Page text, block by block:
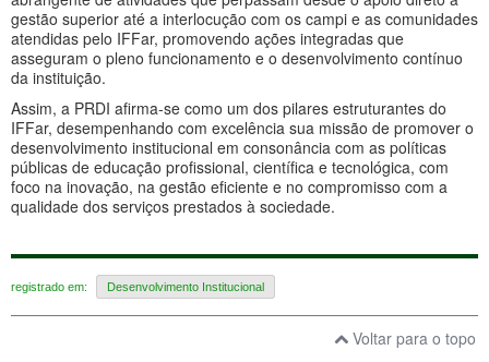
gestão superior até a interlocução com os campi e as comunidades
atendidas pelo IFFar, promovendo ações integradas que
asseguram o pleno funcionamento e o desenvolvimento contínuo
da instituição.
Assim, a PRDI afirma-se como um dos pilares estruturantes do
IFFar, desempenhando com excelência sua missão de promover o
desenvolvimento institucional em consonância com as políticas
públicas de educação profissional, científica e tecnológica, com
foco na inovação, na gestão eficiente e no compromisso com a
qualidade dos serviços prestados à sociedade.
registrado em: Desenvolvimento Institucional
Voltar para o topo